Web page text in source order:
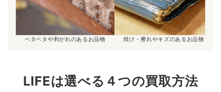
ベタベタや剥がれのあるお品物 焼け・擦れやキズのあるお品物
LIFEは選べる４つの買取方法